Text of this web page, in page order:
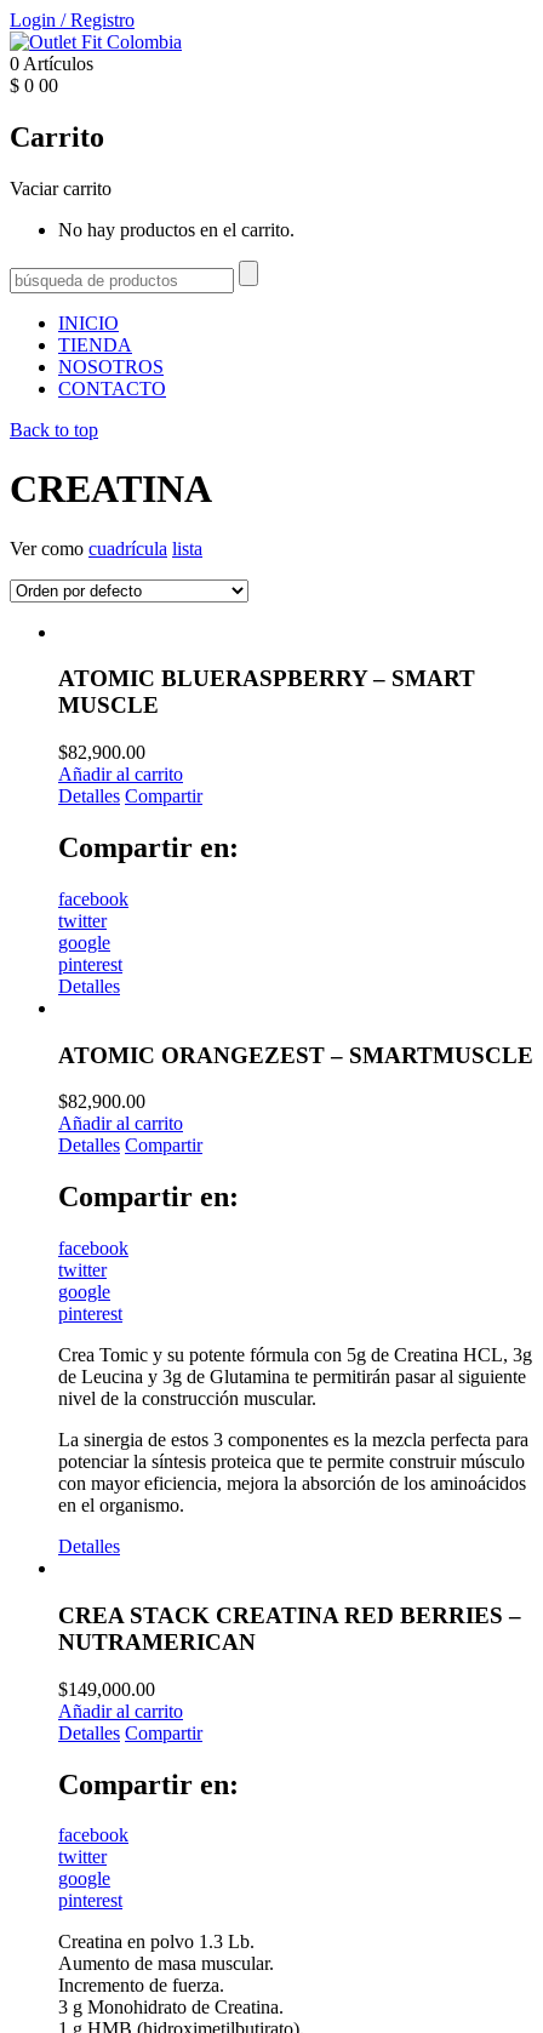
Login /Registro
0 Artículos
$ 0 00
Carrito
Vaciar carrito
No hay productos en el carrito.
INICIO
TIENDA
NOSOTROS
CONTACTO
Back to top
CREATINA
Ver como cuadrícula lista
ATOMIC BLUERASPBERRY – SMART
MUSCLE
$82,900.00
Añadir al carrito
Detalles Compartir
Compartir en:
facebook
twitter
google
pinterest
Detalles
ATOMIC ORANGEZEST – SMARTMUSCLE
$82,900.00
Añadir al carrito
Detalles Compartir
Compartir en:
facebook
twitter
google
pinterest
Crea Tomic y su potente fórmula con 5g de Creatina HCL, 3g
de Leucina y 3g de Glutamina te permitirán pasar al siguiente
nivel de la construcción muscular.
La sinergia de estos 3 componentes es la mezcla perfecta para
potenciar la síntesis proteica que te permite construir músculo
con mayor eficiencia, mejora la absorción de los aminoácidos
en el organismo.
Detalles
CREA STACK CREATINA RED BERRIES –
NUTRAMERICAN
$149,000.00
Añadir al carrito
Detalles Compartir
Compartir en:
facebook
twitter
google
pinterest
Creatina en polvo 1.3 Lb.
Aumento de masa muscular.
Incremento de fuerza.
3 g Monohidrato de Creatina.